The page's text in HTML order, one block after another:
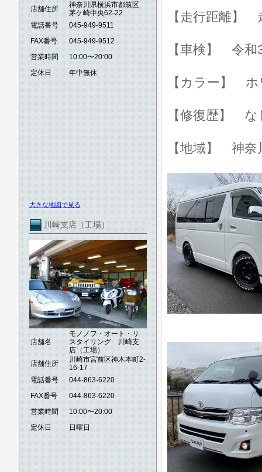
店舗住所
神奈川県横浜市都筑区
茅ケ崎中央62-22
電話番号
045-949-9511
FAX番号
045-949-9512
営業時間
10:00〜20:00
定休日
年中無休
大きな地図で見る
川崎支店（工場）
店舗名
モノノフ・オート・リ
スタイリング 川崎支
店（工場）
店舗住所
川崎市宮前区神木本町2-
16-17
電話番号
044-863-6220
FAX番号
044-863-6220
営業時間
10:00〜20:00
定休日
日曜日
【走行距離】
【車検】 令和
【カラー】
【修復歴】 な
【地域】 神奈